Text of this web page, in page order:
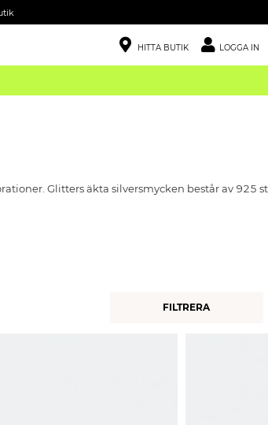
HITTA BUTIK LOGGA IN
Glitters äkta silversmycken består av 925
FILTRERA